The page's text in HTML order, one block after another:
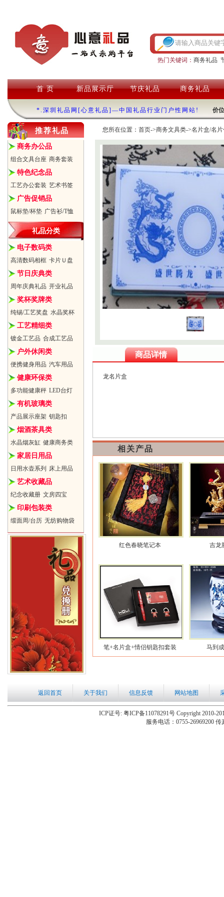
热门关键词： 商务礼品
首 页 新品展示厅 节庆礼品 商务礼品
*.深圳礼品网[心意礼品]—中国礼品行业门户性网站! 价
推荐礼品
商务办公品
组合文具台座 商务套装
特色纪念品
工艺办公套装 艺术书签
广告促销品
鼠标垫/杯垫 广告衫/T恤
礼品分类
电子数码类
高清数码相框 卡片Ｕ盘
节日庆典类
周年庆典礼品 开业礼品
奖杯奖牌类
纯锡/工艺奖盘 水晶奖杯
工艺精细类
镀金工艺品 合成工艺品
户外休闲类
便携健身用品 汽车用品
健康环保类
多功能健康秤 LED台灯
有机玻璃类
产品展示座架 钥匙扣
烟酒茶具类
水晶烟灰缸 健康商务类
家居日用品
日用水壶系列 床上用品
艺术收藏品
纪念收藏册 文房四宝
印刷包装类
缎面周/台历 无纺购物袋
您所在位置： 首页->商务文具类->名片盒/名
商品详情
龙名片盒
相关产品
红色春晓笔记本 吉龙
笔+名片盒+情侣钥匙扣套装 马到
返回首页 关于我们 信息反馈 网站地图
ICP证号: 粤ICP备11078291号 Copyright 2010-
服务电话：0755-26969200 传